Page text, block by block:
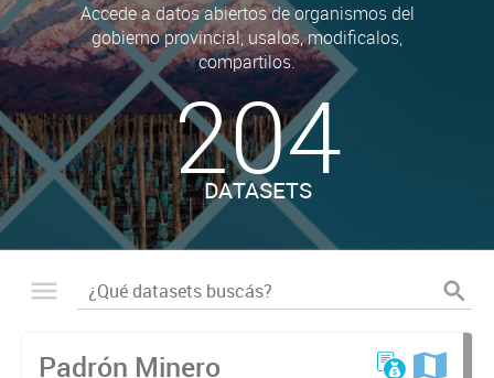
Accede a datos abiertos de organismos del
gobierno provincial, usalos, modificalos,
compartilos.
204
DATASETS
Padrón Minero